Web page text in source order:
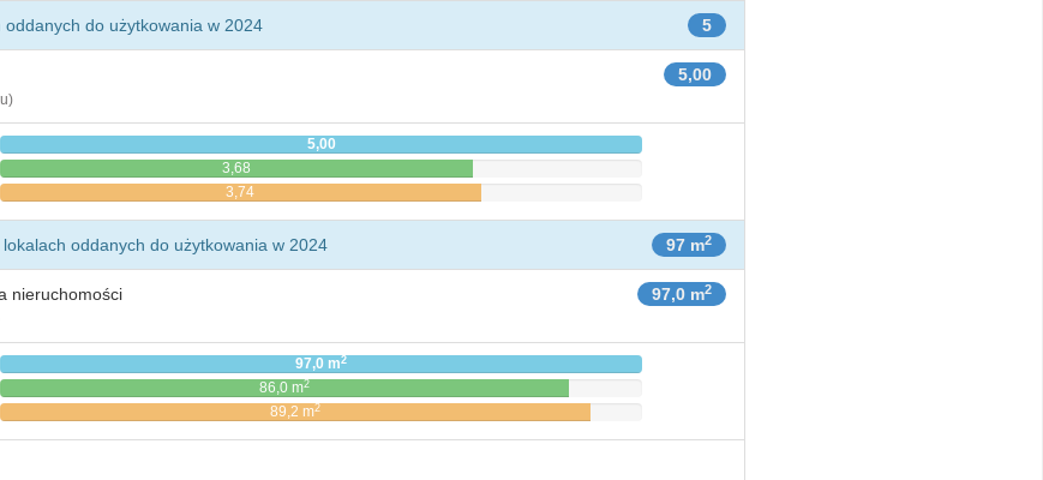
5
do użytkowania w 2024
5,00
5,00
3,68
3,74
97 m2
oddanych do użytkowania w 2024
97,0 m2
nieruchomości
97,0 m2
86,0 m2
89,2 m2